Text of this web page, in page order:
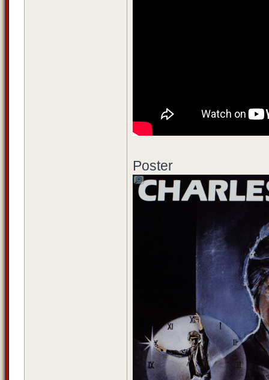
Poster